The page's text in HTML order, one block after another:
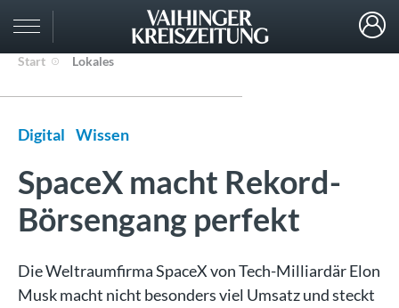
Start Lokales
Digital Wissen
SpaceX macht Rekord-
Börsengang perfekt
Die Weltraumfirma SpaceX von Tech-Milliardär Elon
Musk macht nicht besonders viel Umsatz und steckt